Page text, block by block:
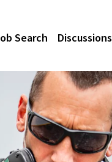
Search Discussions